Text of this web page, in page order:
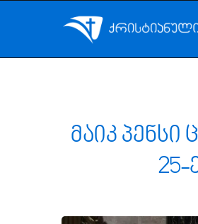
მაიკ
25-